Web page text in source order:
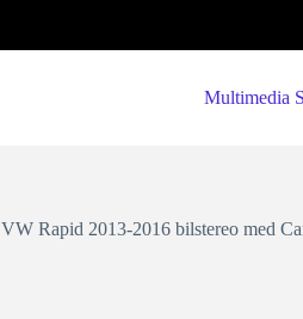
Multimedia
VW Rapid 2013-2016 bilstereo med